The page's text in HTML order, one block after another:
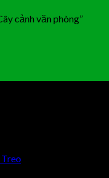
cảnh văn phòng”
Treo